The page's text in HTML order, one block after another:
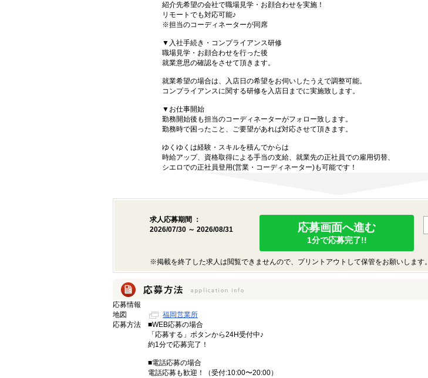
紹介先希望の会社で職場見学・お顔合わせを実施！
リモートでも対応可能♪
※担当のコーディネーターが同席
▼入社手続き・コンプライアンス研修
職場見学・お顔合わせを行った後
就業意思の確認をさせて頂きます。
就業希望の場合は、入店日の希望をお伺いしたうえで調整可能。
コンプライアンスに関する研修を入店日までに実施致します。
▼お仕事開始
勤務開始後も担当のコーディネーターがフォロー致します。
勤務時で困ったこと、ご要望があれば対応させて頂きます。
ゆくゆくは経験・スキルを積んでからは
時給アップ、資格取得による手当の支給、就業先の正社員での雇用切替、
シエロでの正社員登用(営業・コーディネーター)も可能です！
求人応募期間 ：
2026/07/30 ～ 2026/08/31
応募画面へ進む
1分で応募完了!!
※掲載を終了した求人は閲覧できませんので、プリントアウトして保管をお願いします。
応募情報
地図
福岡営業所
応募方法
■WEB応募の場合
「応募する」ボタンから24H受付中♪
約1分で応募完了！
■電話応募の場合
電話応募も歓迎！（受付:10:00〜20:00）